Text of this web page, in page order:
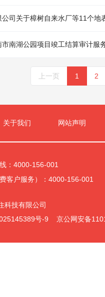
南湖公园项目竣工结算审计服
上一页 1 2
关于我们 网站声明
：4000-156-001
客户服务）：4000-156-001
科技有限公司
号-9 京公网安备